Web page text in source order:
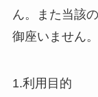
ん。また当該
御座いません。
1.利用目的